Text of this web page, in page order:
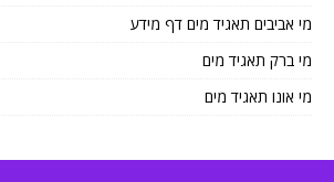
מי אביבים תאגיד מים דף מידע
מי ברק תאגיד מים
מי אונו תאגיד מים